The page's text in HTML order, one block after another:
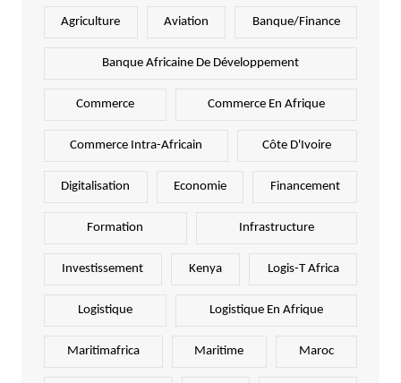
Agriculture Aviation Banque/Finance
Banque Africaine De Développement
Commerce Commerce En Afrique
Commerce Intra-Africain Côte D'Ivoire
Digitalisation Economie Financement
Formation Infrastructure
Investissement Kenya Logis-T Africa
Logistique Logistique En Afrique
Maritimafrica Maritime Maroc